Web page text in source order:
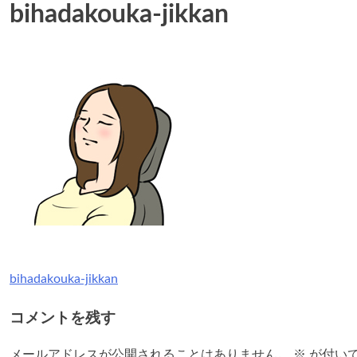
bihadakouka-jikkan
投
稿
bihadakouka-jikkan
コメントを残す